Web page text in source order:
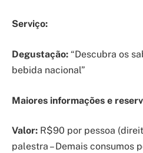
Serviço:
Degustação: “Descubra os
bebida nacional”
Maiores informações e
Valor: R$90 por pessoa
palestra – Demais consumos